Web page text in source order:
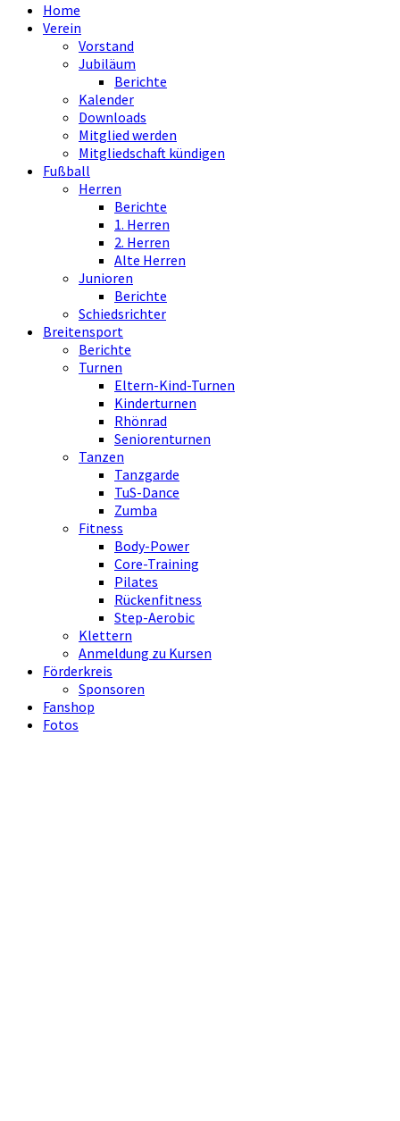
Home
Verein
Vorstand
Jubiläum
Berichte
Kalender
Downloads
Mitglied werden
Mitgliedschaft kündigen
Fußball
Herren
Berichte
1. Herren
2. Herren
Alte Herren
Junioren
Berichte
Schiedsrichter
Breitensport
Berichte
Turnen
Eltern-Kind-Turnen
Kinderturnen
Rhönrad
Seniorenturnen
Tanzen
Tanzgarde
TuS-Dance
Zumba
Fitness
Body-Power
Core-Training
Pilates
Rückenfitness
Step-Aerobic
Klettern
Anmeldung zu Kursen
Förderkreis
Sponsoren
Fanshop
Fotos